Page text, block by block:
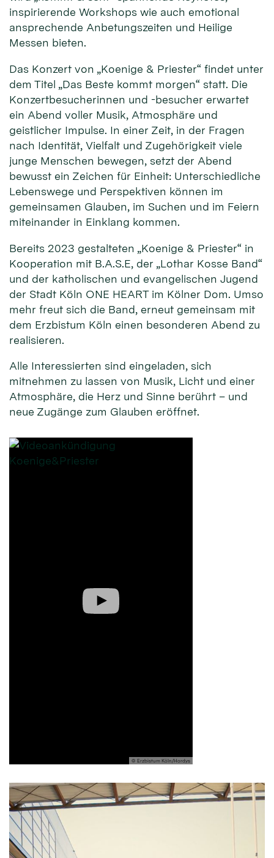
inspirierende Workshops wie auch emotional
ansprechende Anbetungszeiten und Heilige
Messen bieten.
Das Konzert von „Koenige & Priester“ findet unter
dem Titel „Das Beste kommt morgen“ statt. Die
Konzertbesucherinnen und -besucher erwartet
ein Abend voller Musik, Atmosphäre und
geistlicher Impulse. In einer Zeit, in der Fragen
nach Identität, Vielfalt und Zugehörigkeit viele
junge Menschen bewegen, setzt der Abend
bewusst ein Zeichen für Einheit: Unterschiedliche
Lebenswege und Perspektiven können im
gemeinsamen Glauben, im Suchen und im Feiern
miteinander in Einklang kommen.
Bereits 2023 gestalteten „Koenige & Priester“ in
Kooperation mit B.A.S.E, der „Lothar Kosse Band“
und der katholischen und evangelischen Jugend
der Stadt Köln ONE HEART im Kölner Dom. Umso
mehr freut sich die Band, erneut gemeinsam mit
dem Erzbistum Köln einen besonderen Abend zu
realisieren.
Alle Interessierten sind eingeladen, sich
mitnehmen zu lassen von Musik, Licht und einer
Atmosphäre, die Herz und Sinne berührt – und
neue Zugänge zum Glauben eröffnet.
© Erzbistum Köln/Hordys